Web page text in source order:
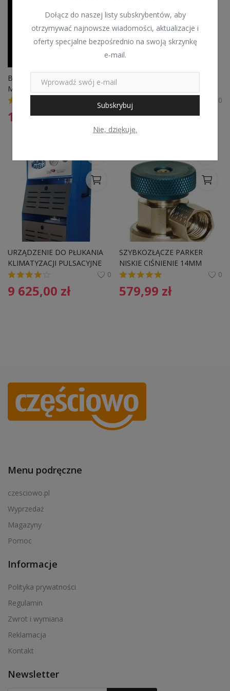
Dołącz do naszej listy subskrybentów, aby
otrzymywać najnowsze wiadomości, aktualizacje i
oferty specjalne bezpośrednio na swoją skrzynkę
e-mail.
Subskrybuj
Nie, dziękuję.
BUTLA Z AZOTEM 1L
MAGNETI MARELLI
007950024980
174,99zł
0
184,99zł
URZĄDZENIE DO PŁUKANIA
KLIMATYZACJI PULSACYJNE
0
9 625,00 zł
SZYBKOZŁĄCZE PARKER
NISKIE CIŚNIENIE 14MM
0
579,99 zł
Menu podręczne
czesciowo.pl
Wyprzedaż
Magazyny
Pomoc
Informacje
Polityka prywatności
Regulamin
Zwrot i wymiana
Reklamacja
Kontakt
Newsletter